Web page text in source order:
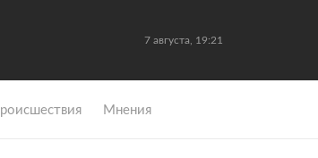
7 августа, 19:21
Мнения